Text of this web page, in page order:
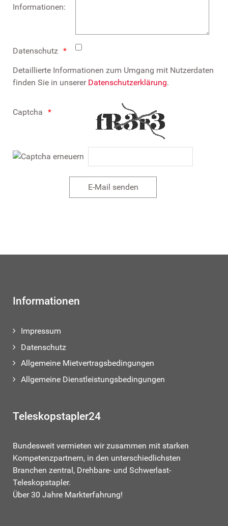
Informationen:
Datenschutz
Detaillierte Informationen zum Umgang mit Nutzerdaten
finden Sie in unserer Datenschutzerklärung.
Captcha
Informationen
Impressum
Datenschutz
Allgemeine Mietvertragsbedingungen
Allgemeine Dienstleistungsbedingungen
Teleskopstapler24
Bundesweit vermieten wir zusammen mit starken
Kompetenzpartnern, in den unterschiedlichsten
Branchen zentral, Drehbare- und Schwerlast-
Teleskopstapler.
Über 30 Jahre Markterfahrung!